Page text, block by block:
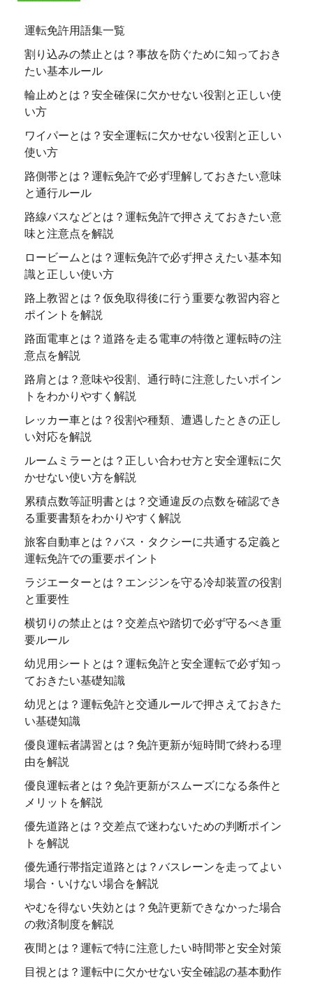
運転免許用語集一覧
割り込みの禁止とは？事故を防ぐために知っておき
たい基本ルール
輪止めとは？安全確保に欠かせない役割と正しい使
い方
ワイパーとは？安全運転に欠かせない役割と正しい
使い方
路側帯とは？運転免許で必ず理解しておきたい意味
と通行ルール
路線バスなどとは？運転免許で押さえておきたい意
味と注意点を解説
ロービームとは？運転免許で必ず押さえたい基本知
識と正しい使い方
路上教習とは？仮免取得後に行う重要な教習内容と
ポイントを解説
路面電車とは？道路を走る電車の特徴と運転時の注
意点を解説
路肩とは？意味や役割、通行時に注意したいポイン
トをわかりやすく解説
レッカー車とは？役割や種類、遭遇したときの正し
い対応を解説
ルームミラーとは？正しい合わせ方と安全運転に欠
かせない使い方を解説
累積点数等証明書とは？交通違反の点数を確認でき
る重要書類をわかりやすく解説
旅客自動車とは？バス・タクシーに共通する定義と
運転免許での重要ポイント
ラジエーターとは？エンジンを守る冷却装置の役割
と重要性
横切りの禁止とは？交差点や踏切で必ず守るべき重
要ルール
幼児用シートとは？運転免許と安全運転で必ず知っ
ておきたい基礎知識
幼児とは？運転免許と交通ルールで押さえておきた
い基礎知識
優良運転者講習とは？免許更新が短時間で終わる理
由を解説
優良運転者とは？免許更新がスムーズになる条件と
メリットを解説
優先道路とは？交差点で迷わないための判断ポイン
トを解説
優先通行帯指定道路とは？バスレーンを走ってよい
場合・いけない場合を解説
やむを得ない失効とは？免許更新できなかった場合
の救済制度を解説
夜間とは？運転で特に注意したい時間帯と安全対策
目視とは？運転中に欠かせない安全確認の基本動作